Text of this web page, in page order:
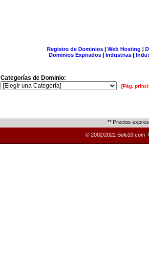
Registro de Dominios| Web Hosting |
Dominios Expirados | Industrias |
Categorías de Dominio:
[Pág.
** Precios
© 2002/2022 Solo10.com